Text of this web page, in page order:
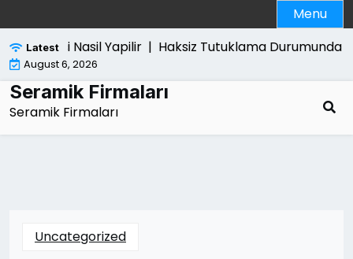
to
content
Menu
Latest
Satisi Nasil Yapilir |Haksiz Tutuklama Durumunda Ne
August 6, 2026
Seramik Firmaları
Seramik Firmaları
Uncategorized